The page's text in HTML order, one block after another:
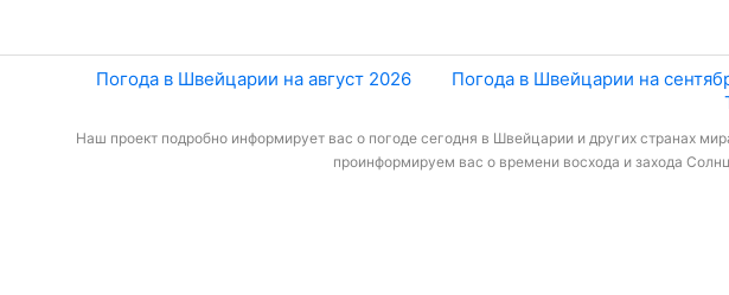
Погода в Швейцарии на август 2026 Погода в Швейцарии на
Наш проект подробно информирует вас о погоде сегодня в Швейцарии и других странах
проинформируем вас о времени восхода и захода